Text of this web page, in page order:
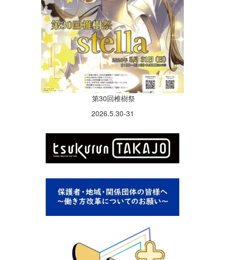
第30回椎樹祭
2026.5.30-31